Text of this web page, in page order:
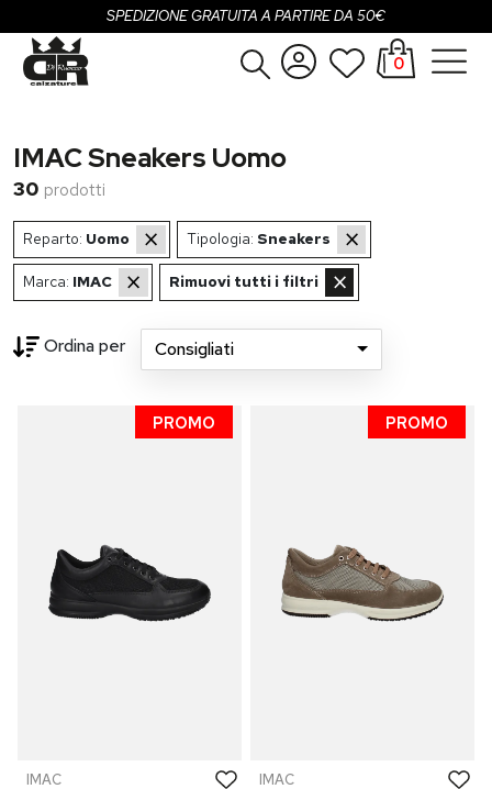
SPEDIZIONE GRATUITA A PARTIRE DA 50€
Uomo
Bambina
Bambino
Registrati
0
IMAC Sneakers Uomo
30 prodotti
Reparto: Uomo × Tipologia: Sneakers ×
Marca: IMAC × Rimuovi tutti i filtri ×
Ordina per Consigliati
PROMO
IMAC
PROMO
IMAC